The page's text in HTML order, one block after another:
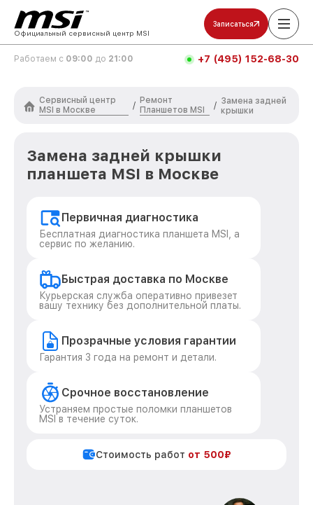
Официальный сервисный центр MSI
Записаться
Работаем с 09:00 до 21:00 +7 (495) 152-68-30
Сервисный центр
MSI в Москве
/
Ремонт
Планшетов MSI
/ Замена задней
крышки
Замена задней крышки
планшета MSI в Москве
Первичная диагностика
Бесплатная диагностика планшета MSI, а
сервис по желанию.
Быстрая доставка по Москве
Курьерская служба оперативно привезет
вашу технику без дополнительной платы.
Прозрачные условия гарантии
Гарантия 3 года на ремонт и детали.
Срочное восстановление
Устраняем простые поломки планшетов
MSI в течение суток.
Стоимость работ от 500₽